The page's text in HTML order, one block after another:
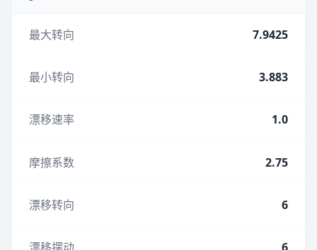
最大转向 7.9425
最小转向 3.883
漂移速率 1.0
摩擦系数 2.75
漂移转向 6